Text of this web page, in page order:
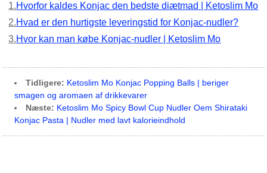
1.Hvorfor kaldes Konjac den bedste diætmad | Ketoslim Mo
2.Hvad er den hurtigste leveringstid for Konjac-nudler?
3.Hvor kan man købe Konjac-nudler | Ketoslim Mo
Tidligere: Ketoslim Mo Konjac Popping Balls | beriger
smagen og aromaen af ​​drikkevarer
Næste: Ketoslim Mo Spicy Bowl Cup Nudler Oem Shirataki
Konjac Pasta | Nudler med lavt kalorieindhold